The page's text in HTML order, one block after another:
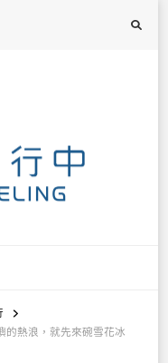
的熱浪，就先來碗雪花冰